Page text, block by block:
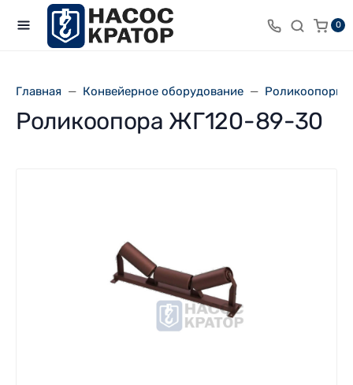
0
Главная Конвейерное оборудование Роликоопоры
Роликоопора ЖГ120-89-30